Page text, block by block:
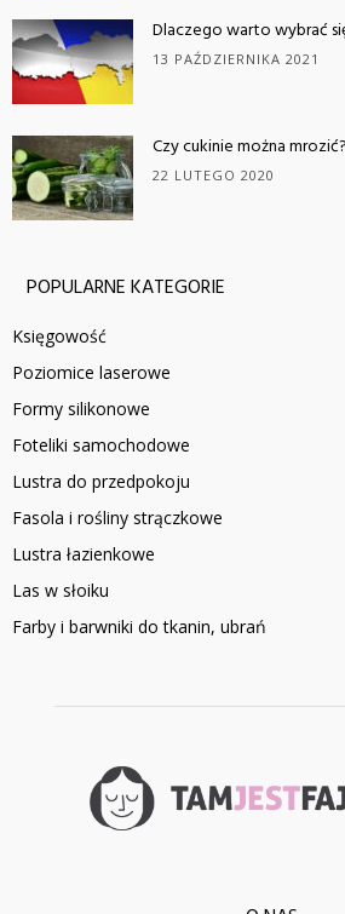
Dlaczego warto wybrać
13 PAŹDZIERNIKA 2021
Czy cukinie można mrozić?
22 LUTEGO 2020
POPULARNE KATEGORIE
Księgowość
Poziomice laserowe
Formy silikonowe
Foteliki samochodowe
Lustra do przedpokoju
Fasola i rośliny strączkowe
Lustra łazienkowe
Las w słoiku
Farby i barwniki do tkanin, ubrań